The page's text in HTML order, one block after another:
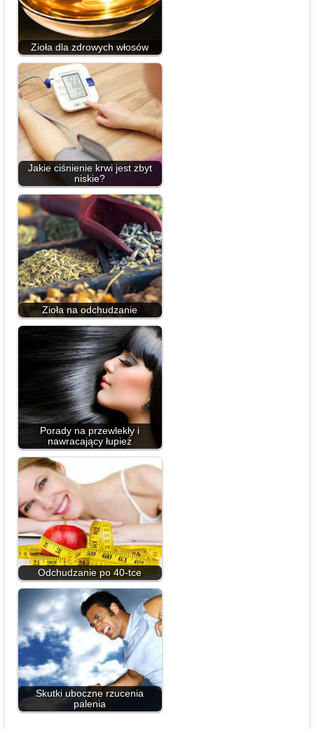
Zioła dla zdrowych włosów
Jakie ciśnienie krwi jest zbyt
niskie?
Zioła na odchudzanie
Porady na przewlekły i
nawracający łupież
Odchudzanie po 40-tce
Skutki uboczne rzucenia
palenia